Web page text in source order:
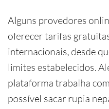
Alguns provedores
oferecer tarifas
internacionais, desde
limites estabelecidos.
plataforma trabalha
possível sacar rupia